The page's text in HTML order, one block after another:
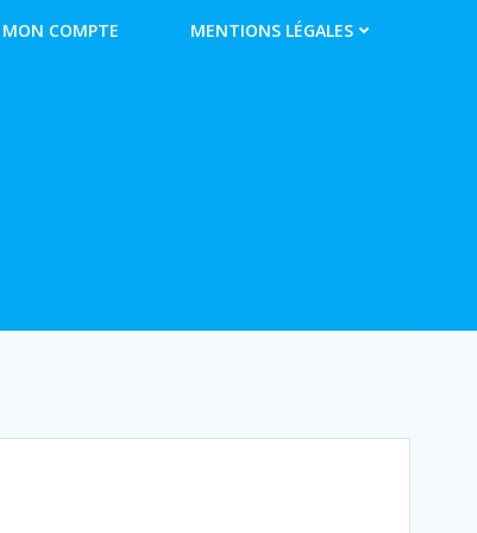
MON COMPTE MENTIONS LÉGALES